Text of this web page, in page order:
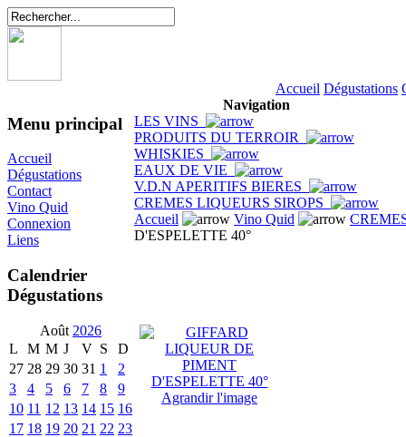
Accueil Dégustations
Menu principal
Accueil
Dégustations
Contact
Vino Quid
Connexion
Liens
Calendrier
Dégustations
Août 2026
L
M M J V S
D
27 28 29 30 31 1
2
3
4 5 6 7 8
9
10 11 12 13 14 15 16
17 18 19 20 21 22 23
Navigation
LES VINS
PRODUITS DU TERROIR
WHISKIES
EAUX DE VIE
V.D.N APERITIFS BIERES
CREMES LIQUEURS SIROPS
Accueil
Vino Quid
D'ESPELETTE 40°
Agrandir l'image